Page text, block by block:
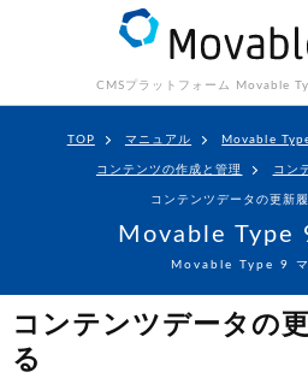
CMSプラットフォーム Movable
TOP マニュアル Movable
コンテンツの作成と管理 コン
コンテンツデータの更新
Movable Type
Movable Type 9 マ
コンテンツデータの
る